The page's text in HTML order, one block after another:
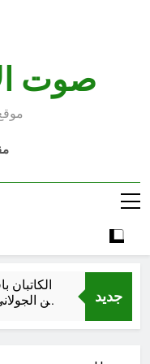
صوت
جديد
الكاتبان